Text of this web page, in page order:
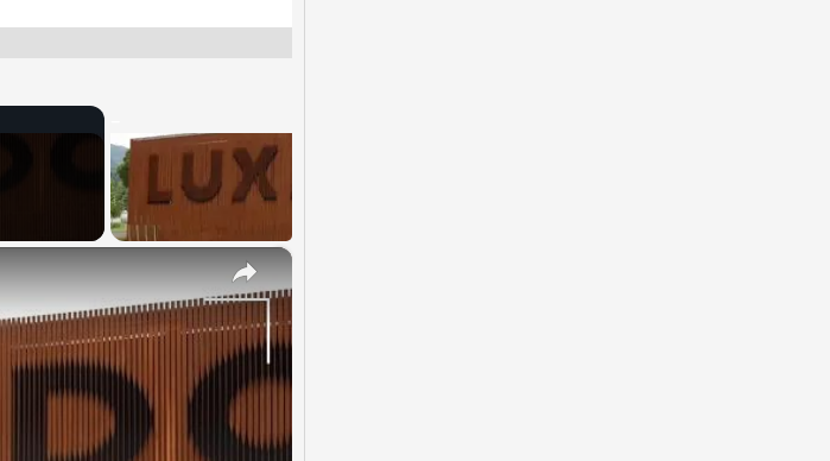
×